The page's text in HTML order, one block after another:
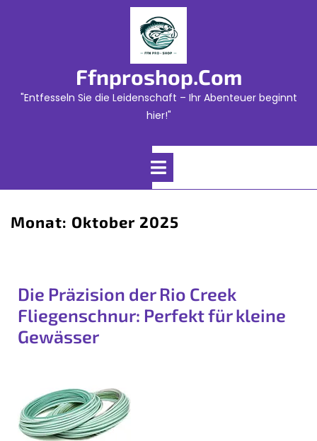
Ffnproshop.com
"Entfesseln Sie die Leidenschaft – Ihr Abenteuer beginnt
hier!"
Open
Monat: Oktober 2025
Die Präzision der Rio Creek
Fliegenschnur: Perfekt für kleine
Gewässer